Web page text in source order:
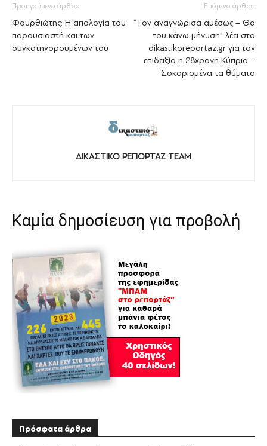
Προηγούμενο άρθρο
Φουρθιώτης: Η απολογία του
παρουσιαστή και των
συγκατηγορουμένων του
Επόμενο άρθρο
“Τον αναγνώρισα αμέσως – Θα
του κάνω μήνυση” λέει στο
dikastikoreportaz.gr για τον
επιδειξία η 28χρονη Κύπρια –
Σοκαρισμένα τα θύματα
ΔΙΚΑΣΤΙΚΟ ΡΕΠΟΡΤΑΖ TEAM
Καμία δημοσίευση για προβολή
Πρόσφατα άρθρα